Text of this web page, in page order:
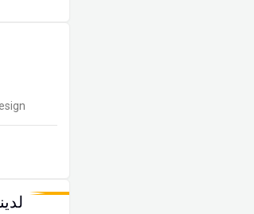
لدينا 14 مهارة ننفرد بها فى تصميم مواقع